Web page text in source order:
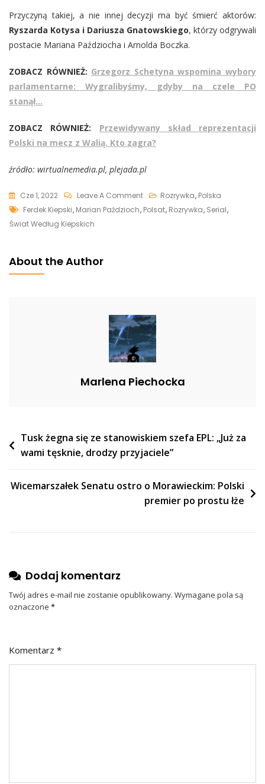
Przyczyną takiej, a nie innej decyzji ma być śmierć aktorów:
Ryszarda Kotysa i Dariusza Gnatowskiego, którzy odgrywali
postacie Mariana Paździocha i Arnolda Boczka.
ZOBACZ RÓWNIEŻ: Grzegorz Schetyna wspomina wybory
parlamentarne: Wygralibyśmy, gdyby na czele PO
stanął…
ZOBACZ RÓWNIEŻ: Przewidywany skład reprezentacji
Polski na mecz z Walią. Kto zagra?
źródło: wirtualnemedia.pl, plejada.pl
Cze 1, 2022 Leave A CommentOn
Koniec
Serialu
Rozrywka, Polska
Tags
Ferdek Kiepski, Marian Paździoch, Polsat, Rozrywka, Serial,
Świat Według Kiepskich
About the Author
Marlena Piechocka
Nawigacja
wpisu
Tusk żegna się ze stanowiskiem szefa EPL: „Już za
wami tęsknie, drodzy przyjaciele”
Wicemarszałek Senatu ostro o Morawieckim: Polski
premier po prostu łże
Dodaj komentarz
Twój adres e-mail nie zostanie opublikowany. Wymagane pola są
oznaczone *
Komentarz *